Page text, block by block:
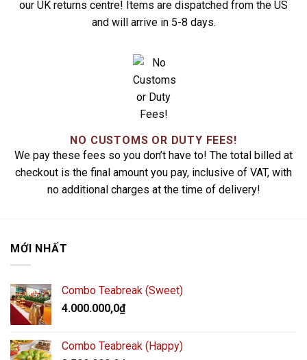
our UK returns centre! Items are dispatched from the US
and will arrive in 5-8 days.
NO CUSTOMS OR DUTY FEES!
We pay these fees so you don’t have to! The total billed at
checkout is the final amount you pay, inclusive of VAT, with
no additional charges at the time of delivery!
MỚI NHẤT
Combo Teabreak (Sweet)
4.000.000,0₫
Combo Teabreak (Happy)